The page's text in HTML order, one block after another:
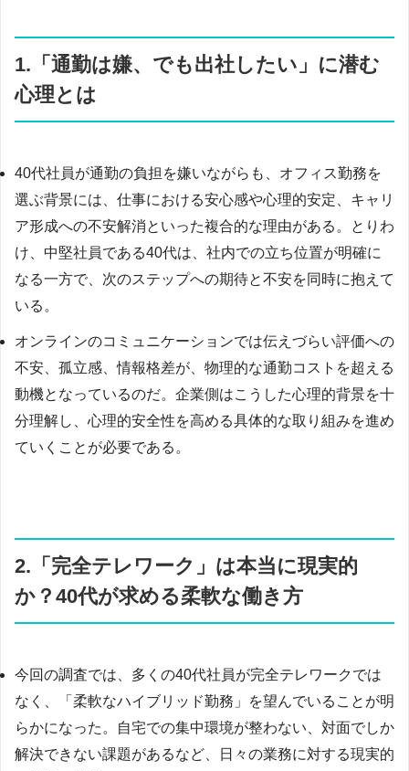
1.「通勤は嫌、でも出社したい」に潜む
心理とは
40代社員が通勤の負担を嫌いながらも、オフィス勤務を
選ぶ背景には、仕事における安心感や心理的安定、キャリ
ア形成への不安解消といった複合的な理由がある。とりわ
け、中堅社員である40代は、社内での立ち位置が明確に
なる一方で、次のステップへの期待と不安を同時に抱えて
いる。
オンラインのコミュニケーションでは伝えづらい評価への
不安、孤立感、情報格差が、物理的な通勤コストを超える
動機となっているのだ。企業側はこうした心理的背景を十
分理解し、心理的安全性を高める具体的な取り組みを進め
ていくことが必要である。
2.「完全テレワーク」は本当に現実的
か？40代が求める柔軟な働き方
今回の調査では、多くの40代社員が完全テレワークでは
なく、「柔軟なハイブリッド勤務」を望んでいることが明
らかになった。自宅での集中環境が整わない、対面でしか
解決できない課題があるなど、日々の業務に対する現実的